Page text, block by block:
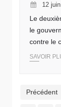
12
Le
le
contre le
SAVOIR
Précédent